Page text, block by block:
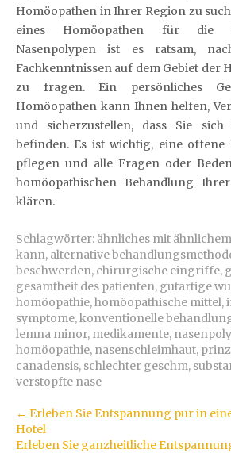
Homöopathen in Ihrer Region zu
eines Homöopathen für die
Nasenpolypen ist es ratsam,
Fachkenntnissen auf dem Gebiet der
zu fragen. Ein persönliches
Homöopathen kann Ihnen helfen,
und sicherzustellen, dass Sie
befinden. Es ist wichtig, eine offene
pflegen und alle Fragen oder
homöopathischen Behandlung
klären.
Schlagwörter: ähnliches mit
kann, alternative
beschwerden, chirurgische eingriffe,
gesamtheit des patienten, gutartige
homöopathie,homöopathische mittel,
symptome,konventionelle
lemna minor, medikamente,
homöopathie, nasenschleimhaut,
canadensis, schlechter geschm,
verstopfte nase
Artikel-
Navigation
← Erleben Sie Entspannung pur in
Hotel
Erleben Sie ganzheitliche